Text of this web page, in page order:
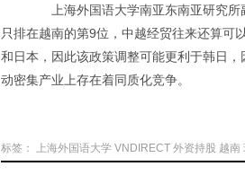
上海外国语大学南亚东南亚研究所
只排在越南的第9位，中越经贸往来还算可
和日本，因此该政策调整可能更利于韩日
动密集产业上存在着同质化竞争。
标签： 上海外国语大学 VNDIRECT 外资持股 越南